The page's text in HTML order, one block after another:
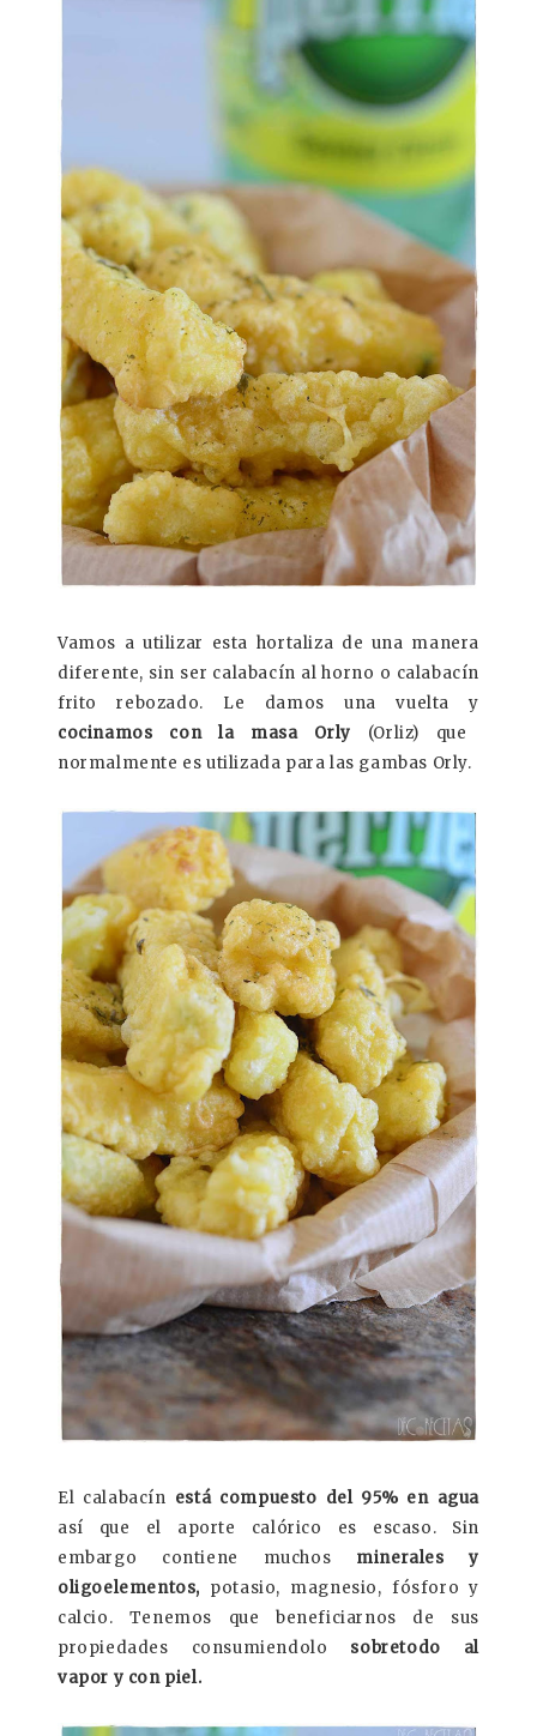
Vamos a utilizar esta hortaliza de una manera
diferente, sin ser calabacín al horno o calabacín
frito rebozado. Le damos una vuelta y
cocinamos con la masa Orly (Orliz) que
normalmente es utilizada para las gambas Orly.
El calabacín está compuesto del 95% en agua
así que el aporte calórico es escaso. Sin
embargo contiene muchos minerales y
oligoelementos, potasio, magnesio, fósforo y
calcio. Tenemos que beneficiarnos de sus
propiedades consumiendolo sobretodo al
vapor y con piel.